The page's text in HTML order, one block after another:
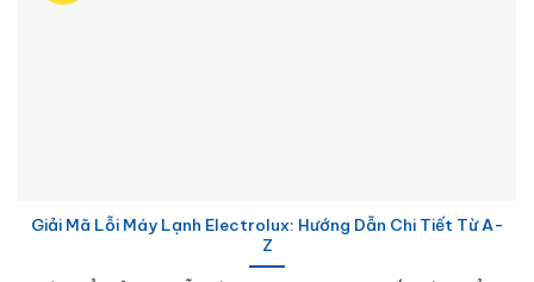
Giải Mã Lỗi Máy Lạnh Electrolux: Hướng Dẫn Chi Tiết Từ A-
Z